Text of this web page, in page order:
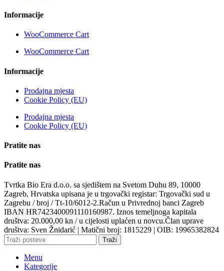
Informacije
WooCommerce Cart
WooCommerce Cart
Informacije
Prodajna mjesta
Cookie Policy (EU)
Prodajna mjesta
Cookie Policy (EU)
Pratite nas
Pratite nas
Tvrtka Bio Era d.o.o. sa sjedištem na Svetom Duhu 89, 10000
Zagreb, Hrvatska upisana je u trgovački registar: Trgovački sud u
Zagrebu / broj / Tt-10/6012-2.Račun u Privrednoj banci Zagreb
IBAN HR7423400091110160987. Iznos temeljnoga kapitala
društva: 20.000,00 kn / u cijelosti uplaćen u novcu.Član uprave
društva: Sven Žnidarić | Matični broj: 1815229 | OIB: 19965382824
Traži
Menu
Kategorije